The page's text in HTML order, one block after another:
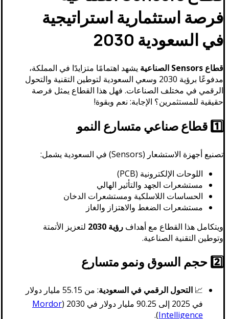
فرصة استثمارية استراتيجية
في السعودية 2030
قطاع Sensors الصناعية
يشهد اهتمامًا متزايدًا في المملكة،
مدفوعًا برؤية 2030 وسعي السعودية لتوطين التقنية والتحول
الرقمي في مختلف الصناعات. فهل هذا القطاع يمثل فرصة
حقيقية للمستثمرين؟ الإجابة: نعم وبقوة!
1️⃣ قطاع صناعي متسارع النمو
تصنيع أجهزة الاستشعار (Sensors) في السعودية يشمل:
اللوحات الإلكترونية (PCB)
مستشعرات الجهد والتأثير الهالي
الحساسات اللاسلكية ومستشعرات الدخان
مستشعرات الضغط والاهتزاز والغاز
ويتكامل هذا القطاع مع أهداف رؤية 2030
لتعزيز الأتمتة
وتوطين التقنية الصناعية.
2️⃣ حجم السوق ونمو متسارع
📈 التحول الرقمي في السعودية
: من 55.15 مليار دولار
في 2025 إلى 90.25 مليار دولار في 2030 (
Mordor
Intelligence
).